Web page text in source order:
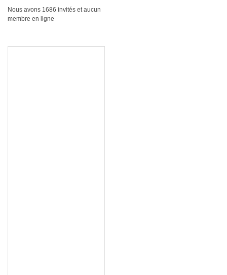
Nous avons 1686 invités et aucun
membre en ligne